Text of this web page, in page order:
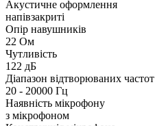
Акустичне оформлення
напівзакриті
Опір навушників
22 Ом
Чутливість
122 дБ
Діапазон відтворюваних частот
20 - 20000 Гц
Наявність мікрофону
з мікрофоном